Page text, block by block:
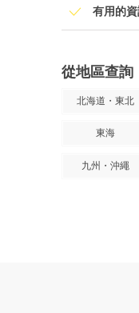
有用的
從地區查詢
北海道・東北
東海
九州・沖繩